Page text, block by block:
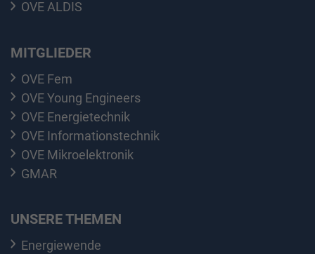
OVE ALDIS
MITGLIEDER
OVE Fem
OVE Young Engineers
OVE Energietechnik
OVE Informationstechnik
OVE Mikroelektronik
GMAR
UNSERE THEMEN
Energiewende